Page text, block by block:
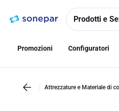
navigazionealla
Prodotti e
Promozioni Configuratori
Attrezzature e Materiale di